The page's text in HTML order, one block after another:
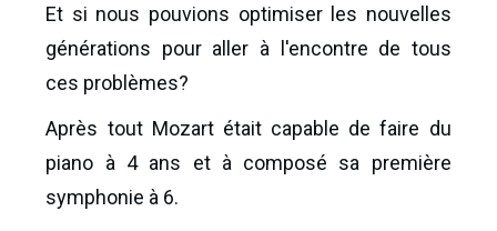
Et si nous pouvions optimiser les nouvelles
générations pour aller à l'encontre de tous
ces problèmes?
Après tout Mozart était capable de faire du
piano à 4 ans et à composé sa première
symphonie à 6.